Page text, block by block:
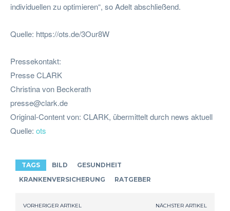
individuellen zu optimieren“, so Adelt abschließend.
Quelle: https://ots.de/3Our8W
Pressekontakt:
Presse CLARK
Christina von Beckerath
presse@clark.de
Original-Content von: CLARK, übermittelt durch news aktuell
Quelle: ots
TAGS BILD
GESUNDHEIT
KRANKENVERSICHERUNG
RATGEBER
VORHERIGER ARTIKEL NÄCHSTER ARTIKEL